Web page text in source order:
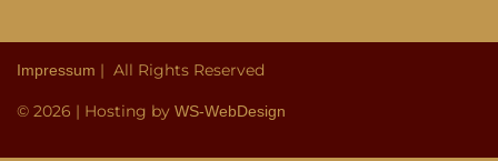
Impressum | All Rights Reserved
© 2026 | Hosting by WS-WebDesign